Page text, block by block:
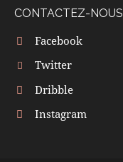
CONTACTEZ-NOUS
Facebook
Twitter
Dribble
Instagram